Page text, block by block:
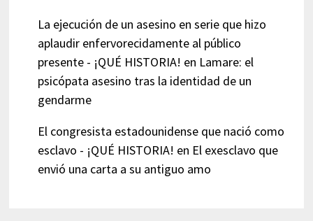
La ejecución de un asesino en serie que hizo
aplaudir enfervorecidamente al público
presente - ¡QUÉ HISTORIA! en Lamare: el
psicópata asesino tras la identidad de un
gendarme
El congresista estadounidense que nació como
esclavo - ¡QUÉ HISTORIA! en El exesclavo que
envió una carta a su antiguo amo